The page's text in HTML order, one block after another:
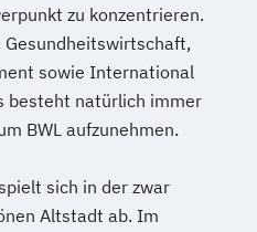
zu konzentrieren.
Gesundheitswirtschaft,
sowie International
besteht natürlich immer
BWL aufzunehmen.
sich in der zwar
Altstadt ab. Im